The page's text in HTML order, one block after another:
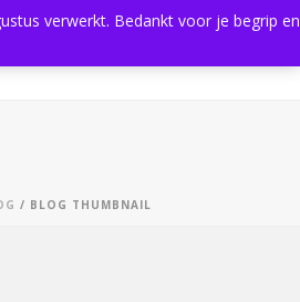
/ BLOG THUMBNAIL
verwerkt. Bedankt voor je begrip en